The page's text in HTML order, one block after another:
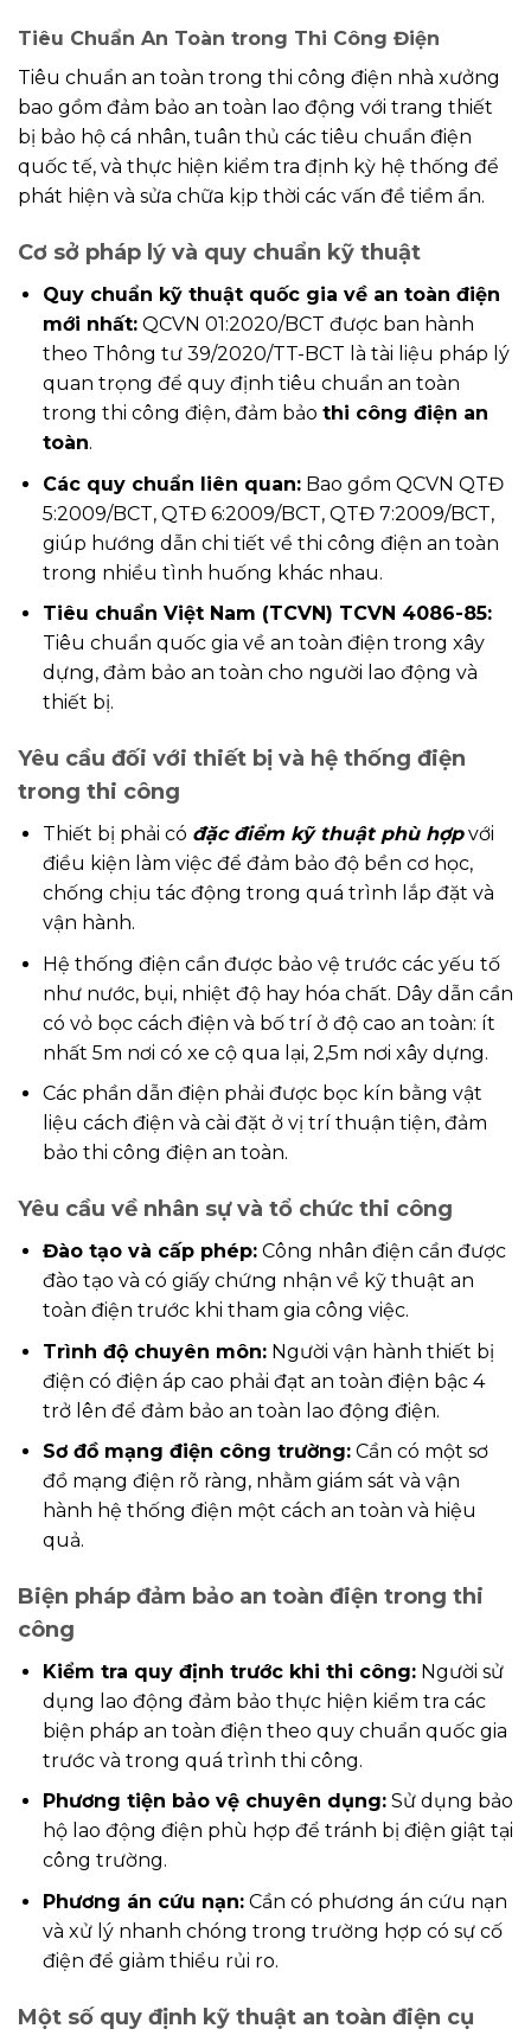
Tiêu Chuẩn An Toàn trong Thi Công Điện
Tiêu chuẩn an toàn trong thi công điện nhà xưởng
bao gồm đảm bảo an toàn lao động với trang thiết
bị bảo hộ cá nhân, tuân thủ các tiêu chuẩn điện
quốc tế, và thực hiện kiểm tra định kỳ hệ thống để
phát hiện và sửa chữa kịp thời các vấn đề tiềm ẩn.
Cơ sở pháp lý và quy chuẩn kỹ thuật
Quy chuẩn kỹ thuật quốc gia về an toàn điện
mới nhất:QCVN 01:2020/BCT được ban hành
theo Thông tư 39/2020/TT-BCT là tài liệu pháp lý
quan trọng để quy định tiêu chuẩn an toàn
trong thi công điện, đảm bảo thi công điện an
toàn.
Các quy chuẩn liên quan:Bao gồm QCVN QTĐ
5:2009/BCT, QTĐ 6:2009/BCT, QTĐ 7:2009/BCT,
giúp hướng dẫn chi tiết về thi công điện an toàn
trong nhiều tình huống khác nhau.
Tiêu chuẩn Việt Nam (TCVN) TCVN 4086-85:
Tiêu chuẩn quốc gia về an toàn điện trong xây
dựng, đảm bảo an toàn cho người lao động và
thiết bị.
Yêu cầu đối với thiết bị và hệ thống điện
trong thi công
Thiết bị phải có đặc điểm kỹ thuật phù hợpvới
điều kiện làm việc để đảm bảo độ bền cơ học,
chống chịu tác động trong quá trình lắp đặt và
vận hành.
Hệ thống điện cần được bảo vệ trước các yếu tố
như nước, bụi, nhiệt độ hay hóa chất. Dây dẫn cần
có vỏ bọc cách điện và bố trí ở độ cao an toàn: ít
nhất 5m nơi có xe cộ qua lại, 2,5m nơi xây dựng.
Các phần dẫn điện phải được bọc kín bằng vật
liệu cách điện và cài đặt ở vị trí thuận tiện, đảm
bảo thi công điện an toàn.
Yêu cầu về nhân sự và tổ chức thi công
Đào tạo và cấp phép:Công nhân điện cần được
đào tạo và có giấy chứng nhận về kỹ thuật an
toàn điện trước khi tham gia công việc.
Trình độ chuyên môn:Người vận hành thiết bị
điện có điện áp cao phải đạt an toàn điện bậc 4
trở lên để đảm bảo an toàn lao động điện.
Sơ đồ mạng điện công trường:Cần có một sơ
đồ mạng điện rõ ràng, nhằm giám sát và vận
hành hệ thống điện một cách an toàn và hiệu
quả.
Biện pháp đảm bảo an toàn điện trong thi
công
Kiểm tra quy định trước khi thi công:Người sử
dụng lao động đảm bảo thực hiện kiểm tra các
biện pháp an toàn điện theo quy chuẩn quốc gia
trước và trong quá trình thi công.
Phương tiện bảo vệ chuyên dụng:Sử dụng bảo
hộ lao động điện phù hợp để tránh bị điện giật tại
công trường.
Phương án cứu nạn:Cần có phương án cứu nạn
và xử lý nhanh chóng trong trường hợp có sự cố
điện để giảm thiểu rủi ro.
Một số quy định kỹ thuật an toàn điện cụ